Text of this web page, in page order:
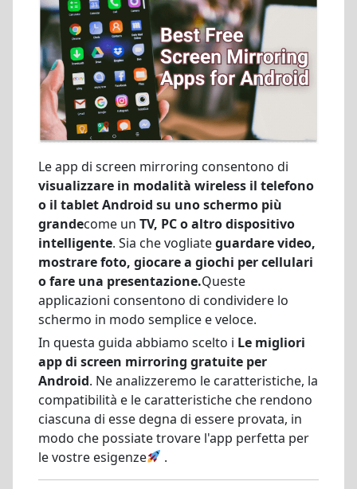
Le app di screen mirroring consentono di
visualizzare in modalità wireless il telefono
o il tablet Android su uno schermo più
grandecome un TV, PC o altro dispositivo
intelligente. Sia che vogliateguardare video,
mostrare foto, giocare a giochi per cellulari
o fare una presentazione.Queste
applicazioni consentono di condividere lo
schermo in modo semplice e veloce.
In questa guida abbiamo scelto i Le migliori
app di screen mirroring gratuite per
Android. Ne analizzeremo le caratteristiche, la
compatibilità e le caratteristiche che rendono
ciascuna di esse degna di essere provata, in
modo che possiate trovare l'app perfetta per
le vostre esigenze
.